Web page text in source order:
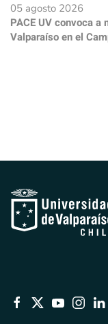
05 agosto 2026
PACE UV convoca
Valparaíso en el